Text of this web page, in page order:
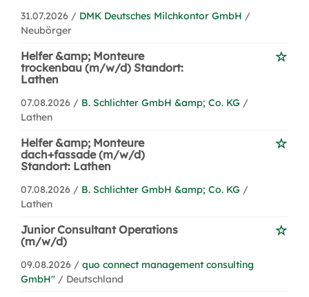
31.07.2026 / DMK Deutsches Milchkontor GmbH /
Neubörger
Helfer &amp; Monteure
trockenbau (m/w/d) Standort:
Lathen
07.08.2026 / B. Schlichter GmbH &amp; Co. KG /
Lathen
Helfer &amp; Monteure
dach+fassade (m/w/d)
Standort: Lathen
07.08.2026 / B. Schlichter GmbH &amp; Co. KG /
Lathen
Junior Consultant Operations
(m/w/d)
09.08.2026 / quo connect management consulting
GmbH'' / Deutschland